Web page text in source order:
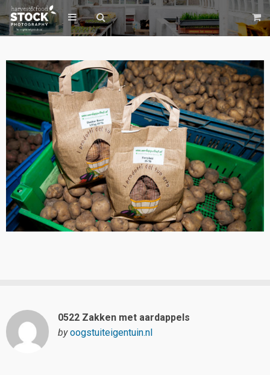
0522 Zakken met aardappels
by oogstuiteigentuin.nl